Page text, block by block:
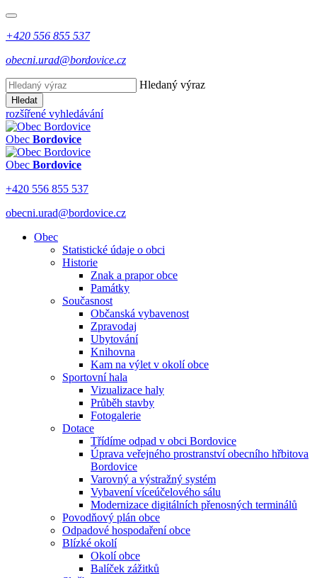
+420 556 855 537
obecni.urad@bordovice.cz
Hledaný výraz
Hledat
rozšířené vyhledávání
Obec Bordovice
Obec Bordovice
+420 556 855 537
obecni.urad@bordovice.cz
Obec
Statistické údaje o obci
Historie
Znak a prapor obce
Památky
Současnost
Občanská vybavenost
Zpravodaj
Ubytování
Knihovna
Kam na výlet v okolí obce
Sportovní hala
Vizualizace haly
Průběh stavby
Fotogalerie
Dotace
Třídíme odpad v obci Bordovice
Úprava veřejného prostranství obecního hřbitova
Bordovice
Varovný a výstražný systém
Vybavení víceúčelového sálu
Modernizace digitálních přenosných terminálů
Povodňový plán obce
Odpadové hospodaření obce
Blízké okolí
Okolí obce
Balíček zážitků